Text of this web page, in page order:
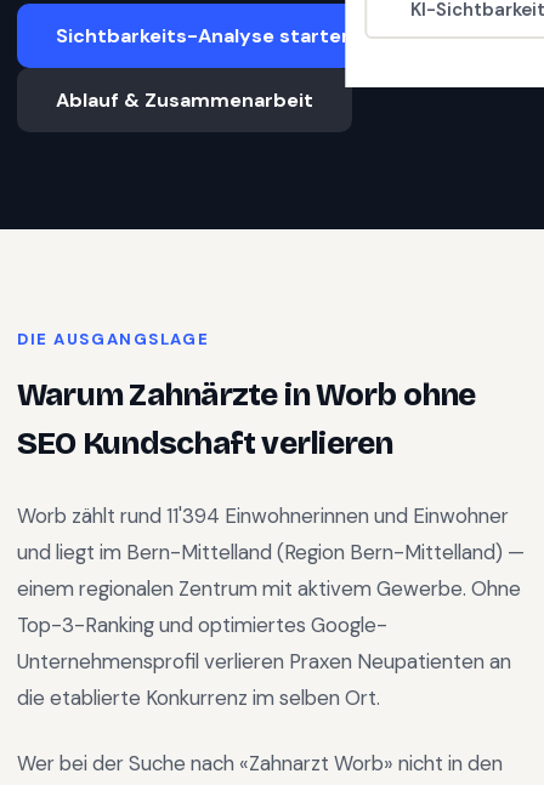
KI-
Sichtbarkeits-Analyse starten
Ablauf & Zusammenarbeit
DIE AUSGANGSLAGE
WarumZahnärzteinWorb ohne
SEO Kundschaft verlieren
Worb zählt rund 11'394 Einwohnerinnen und Einwohner
und liegt im Bern-Mittelland (Region Bern-Mittelland) —
einem regionalen Zentrum mit aktivem Gewerbe. Ohne
Top-3-Ranking und optimiertes Google-
Unternehmensprofil verlieren Praxen Neupatienten an
die etablierte Konkurrenz im selben Ort.
Wer bei der Suche nach «Zahnarzt Worb» nicht in den